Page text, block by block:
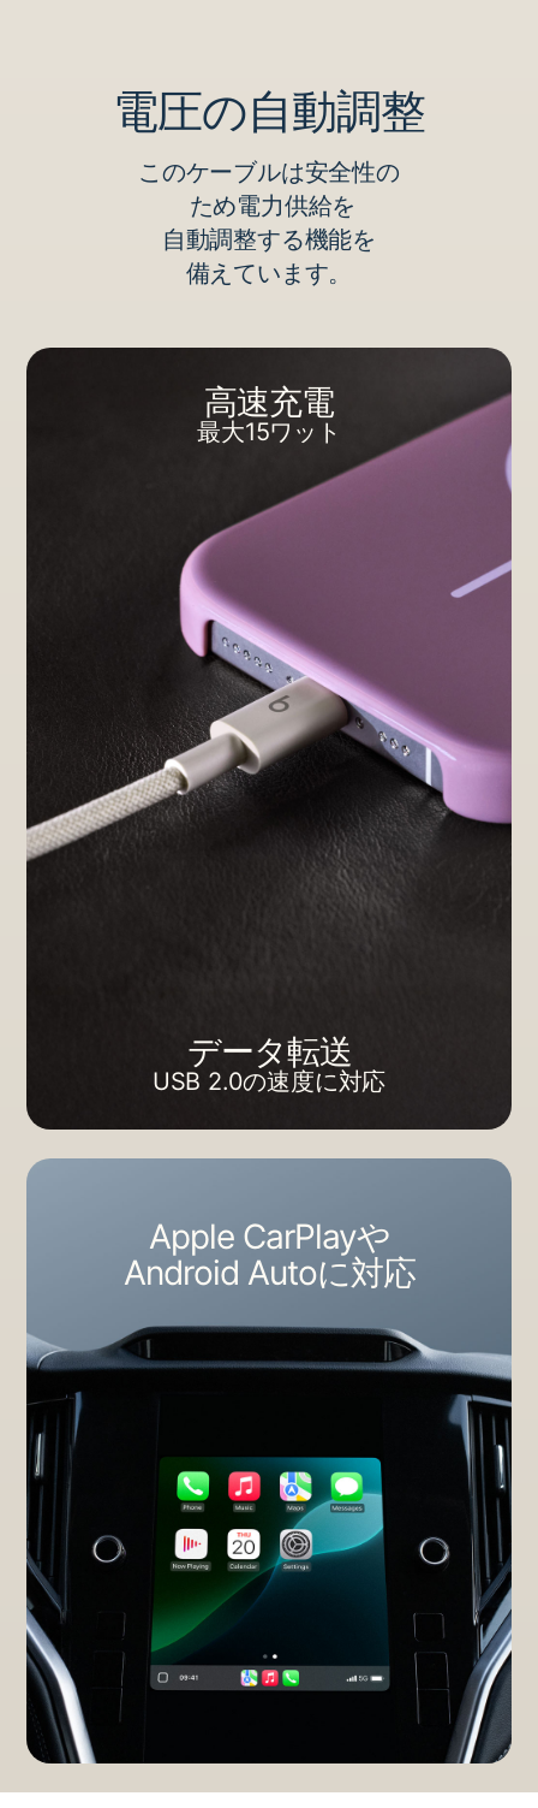
電圧の​​自動調整
この​​ケーブルは​​安全性の
​ ため電力供給を
自動調整する​​機能を
備えています。
データ転送
USB 2.0の​​速度に​​対応
高速充電
最大15ワット
Apple CarPlayや
Android Autoに​​対応